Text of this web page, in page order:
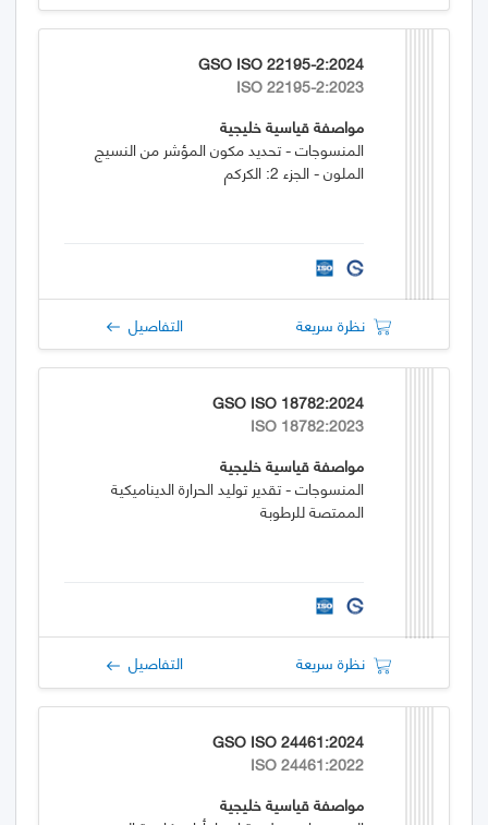
GSO ISO 22195-2:2024
ISO 22195-2:2023
مواصفة قياسية خليجية
المنسوجات - تحديد مكون المؤشر من النسيج
الملون - الجزء 2: الكركم
نظرة سريعة التفاصيل
GSO ISO 18782:2024
ISO 18782:2023
مواصفة قياسية خليجية
المنسوجات - تقدير توليد الحرارة الديناميكية
الممتصة للرطوبة
نظرة سريعة التفاصيل
GSO ISO 24461:2024
ISO 24461:2022
مواصفة قياسية خليجية